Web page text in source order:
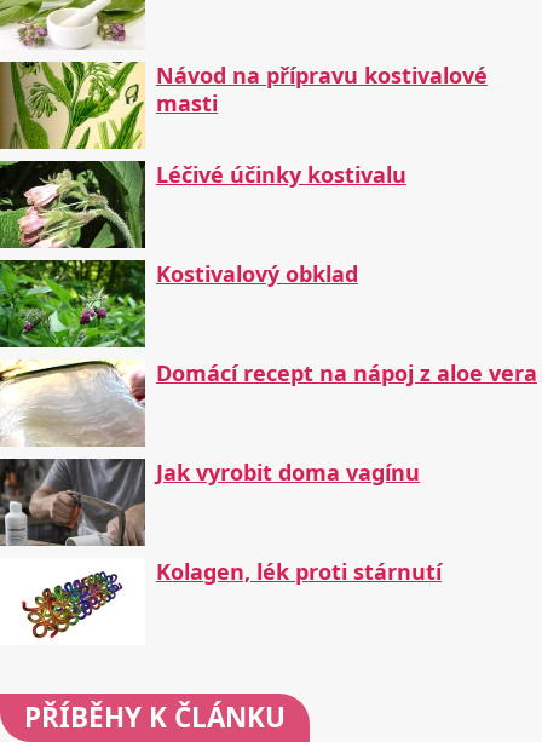
Návod na přípravu kostivalové
masti
Léčivé účinky kostivalu
Kostivalový obklad
Domácí recept na nápoj z aloe vera
Jak vyrobit doma vagínu
Kolagen, lék proti stárnutí
PŘÍBĚHY K ČLÁNKU